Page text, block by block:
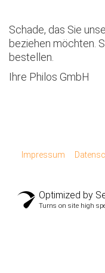
Schade, das Sie
beziehen möchten.
bestellen.
Ihre Philos GmbH
Impressum
Optimized by
Turns on site high